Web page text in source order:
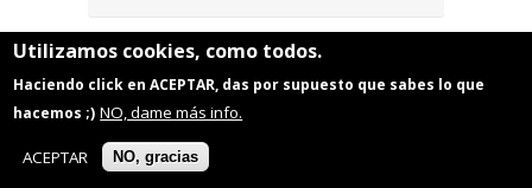
Utilizamos cookies, como todos.
Haciendo click en ACEPTAR, das por supuesto que sabes lo que
hacemos ;) NO, dame más info.
ACEPTAR NO, gracias